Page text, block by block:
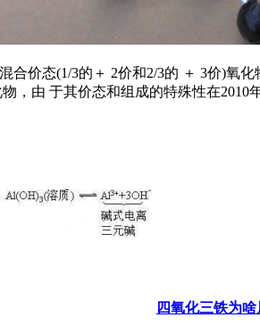
合价态(1/3的＋ 2价和2/3的 ＋ 3价)氧
，由 于其价态和组成的特殊性在2010
四氧化三铁为